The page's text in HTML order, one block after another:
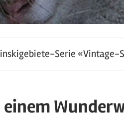
Serie «Vintage-
einem